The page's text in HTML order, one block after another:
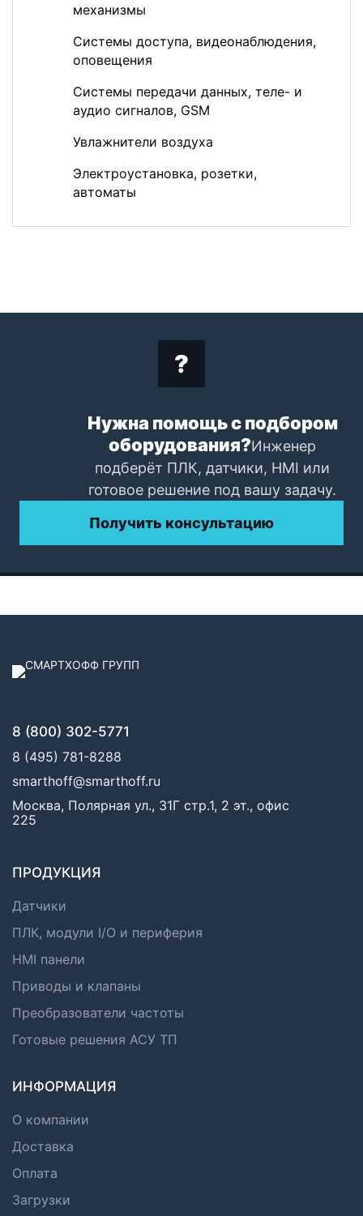
механизмы
Системы доступа, видеонаблюдения,
оповещения
Системы передачи данных, теле- и
аудио сигналов, GSM
Увлажнители воздуха
Электроустановка, розетки,
автоматы
Нужна помощь с подбором
оборудования?Инженер
подберёт ПЛК, датчики, HMI или
готовое решение под вашу задачу.
Получить консультацию
8 (800) 302-5771
8 (495) 781-8288
smarthoff@smarthoff.ru
Москва, Полярная ул., 31Г стр.1, 2 эт., офис
225
ПРОДУКЦИЯ
Датчики
ПЛК, модули I/O и периферия
HMI панели
Приводы и клапаны
Преобразователи частоты
Готовые решения АСУ ТП
ИНФОРМАЦИЯ
О компании
Доставка
Оплата
Загрузки